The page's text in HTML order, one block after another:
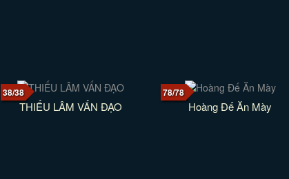
38/38
THIẾU LÂM VẤN ĐẠO
78/78
Hoàng Đế Ăn Mày